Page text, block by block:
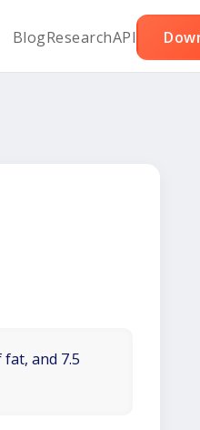
BlogResearchAPI
and 7.5